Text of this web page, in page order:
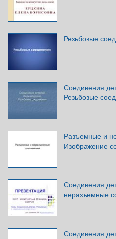
Резьбовые
Соединения
Резьбовые
Разъемные и
Изображение
Соединения
неразъемные
Соединения